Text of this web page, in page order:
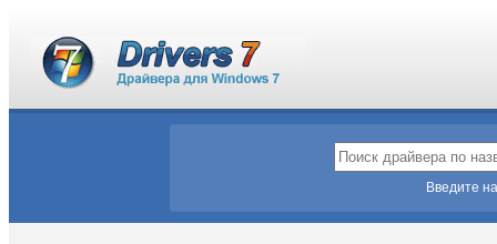
Введите